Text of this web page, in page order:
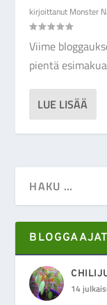
kirjoittanut Monster
Viime
pientä
LUE LISÄÄ
BLOGGAAJAT
14